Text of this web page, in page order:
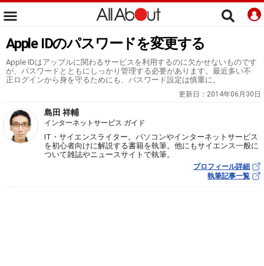
Apple IDのパスワードを変更する
Apple IDはアップルに関わるサービスを利用するのに欠かせないものです
が、パスワードとともにしっかり管理する必要があります。最近多い不
正ログインから身を守るためにも、パスワード設定は慎重に。
更新日： 2014年06月30日
島田 祥輔
インターネットサービス ガイド
IT・サイエンスライター。パソコンやインターネットサービス
を初心者向けに解説する書籍を執筆。他にもサイエンス一般に
ついて雑誌やニュースサイトで執筆。
プロフィール詳細
執筆記事一覧